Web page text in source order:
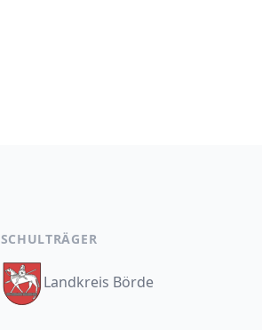
SCHULTRÄGER
Landkreis Börde